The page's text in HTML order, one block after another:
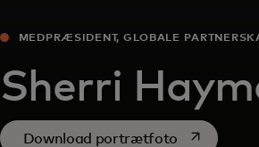
MEDPRÆSIDENT, GLOBALE
Sherri
Download portrætfoto opens in a